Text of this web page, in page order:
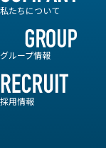
私たちについて
グループ情報
採用情報